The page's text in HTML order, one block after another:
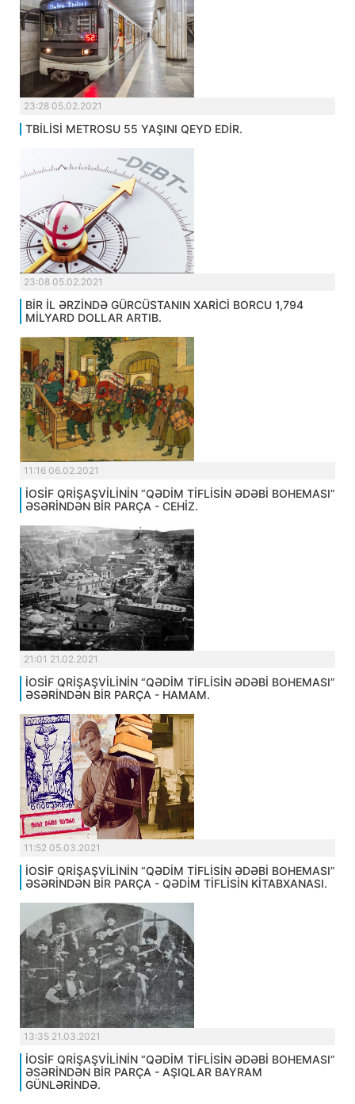
23:28 05.02.2021
TBİLİSİ METROSU 55 YAŞINI QEYD EDİR.
23:08 05.02.2021
BİR İL ƏRZİNDƏ GÜRCÜSTANIN XARİCİ BORCU 1,794
MİLYARD DOLLAR ARTIB.
11:16 06.02.2021
İOSİF QRİŞAŞVİLİNİN “QƏDİM TİFLİSİN ƏDƏBİ BOHEMASI”
ƏSƏRİNDƏN BİR PARÇA - CEHİZ.
21:01 21.02.2021
İOSİF QRİŞAŞVİLİNİN “QƏDİM TİFLİSİN ƏDƏBİ BOHEMASI”
ƏSƏRİNDƏN BİR PARÇA - HAMAM.
11:52 05.03.2021
İOSİF QRİŞAŞVİLİNİN “QƏDİM TİFLİSİN ƏDƏBİ BOHEMASI”
ƏSƏRİNDƏN BİR PARÇA - QƏDİM TİFLİSİN KİTABXANASI.
13:35 21.03.2021
İOSİF QRİŞAŞVİLİNİN “QƏDİM TİFLİSİN ƏDƏBİ BOHEMASI”
ƏSƏRİNDƏN BİR PARÇA - AŞIQLAR BAYRAM
GÜNLƏRİNDƏ.